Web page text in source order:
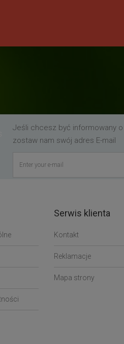
Jeśli chcesz być informowany
zostaw nam swój adres E-mail
Serwis klienta
Kontakt
Reklamacje
Mapa strony